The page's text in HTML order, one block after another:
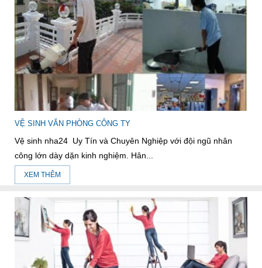
VỆ SINH VĂN PHÒNG CÔNG TY
Vệ sinh nha24 Uy Tín và Chuyên Nghiệp với đội ngũ nhân
công lớn dày dặn kinh nghiệm. Hân...
XEM THÊM